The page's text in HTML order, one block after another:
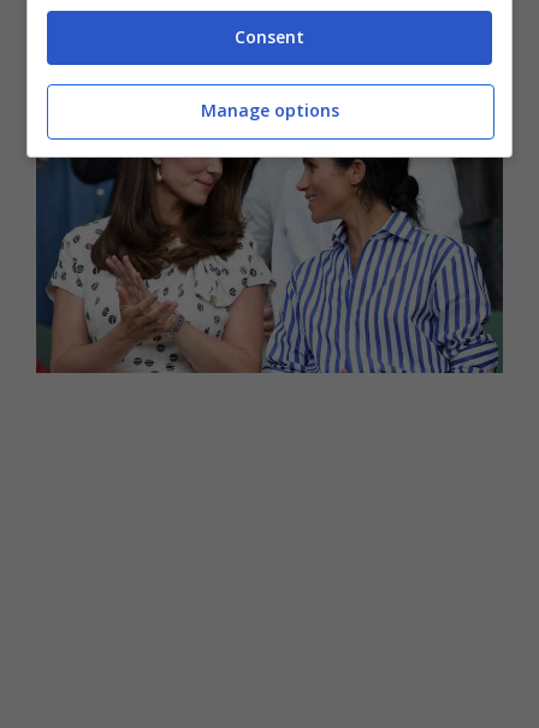
Consent
Manage options